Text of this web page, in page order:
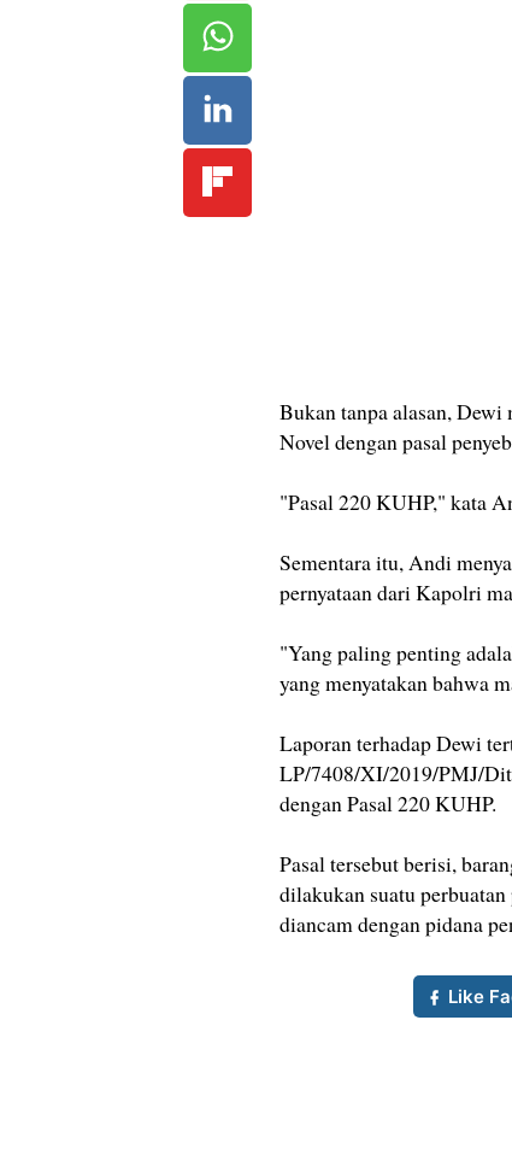
Bukan tanpa alasan, Dewi
Novel dengan pasal
"Pasal 220 KUHP," kata
Sementara itu, Andi
pernyataan dari Kapolri
"Yang paling penting
yang menyatakan bahwa
Laporan terhadap Dewi
LP/7408/XI/2019/PMJ/
dengan Pasal 220 KUHP.
Pasal tersebut berisi,
dilakukan suatu
diancam dengan pidana
Like